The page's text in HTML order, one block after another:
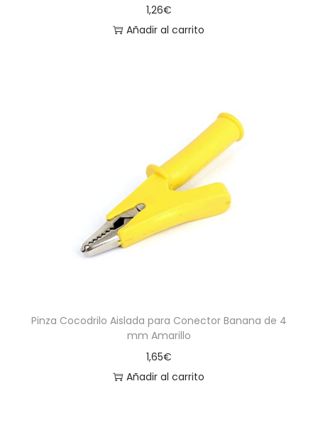
1,26€
Añadir al carrito
Pinza Cocodrilo Aislada para Conector Banana de 4
mm Amarillo
1,65€
Añadir al carrito